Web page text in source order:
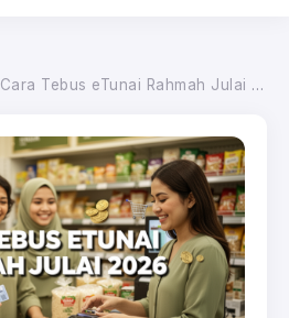
Cara Tebus eTunai Rahmah Julai 2026